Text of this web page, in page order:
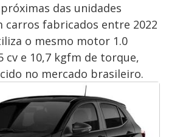
das unidades
carros fabricados entre 2022
o mesmo motor 1.0
cv e 10,7 kgfm de torque,
no mercado brasileiro.